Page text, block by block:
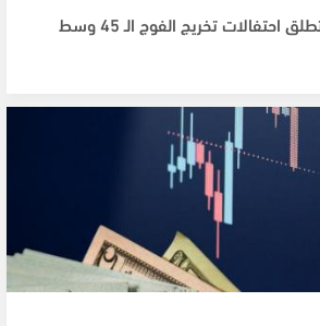
صور| جامعة القدس تطلق احتفالات تخريج الفوج الـ 45 وسط